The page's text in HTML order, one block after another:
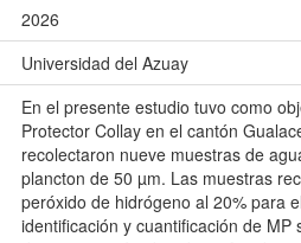
2026
Universidad del Azuay
En el presente estudio tuvo como
Protector Collay en el cantón
recolectaron nueve muestras de
plancton de 50 µm. Las muestras
peróxido de hidrógeno al 20% para
identificación y cuantificación de